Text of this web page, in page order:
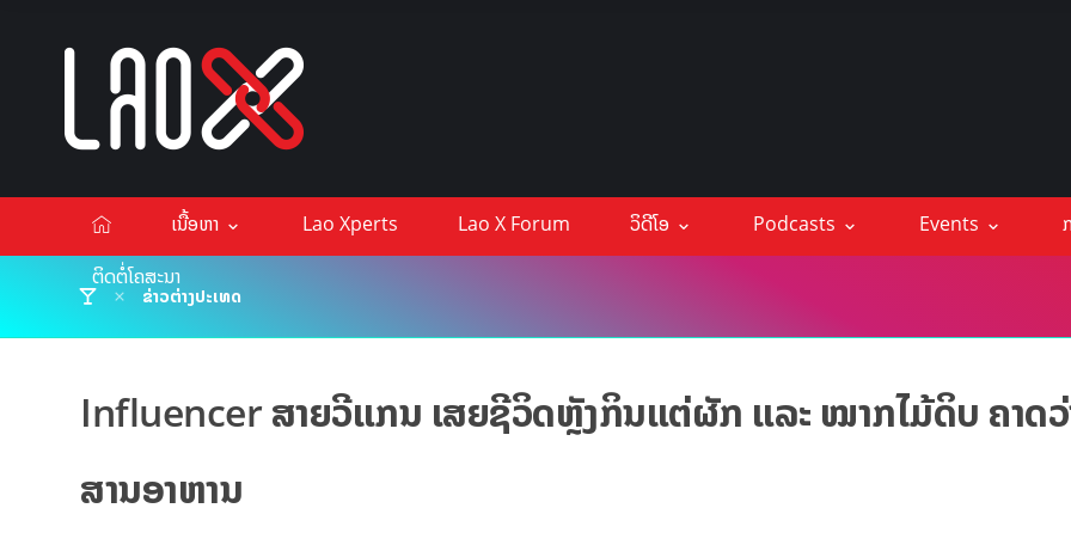
ເນື້ອຫາ Lao Xperts Lao X Forum ວິດີໂອ Podcasts Events
ຕິດຕໍ່ໂຄສະນາ
ຂ່າວຕ່າງປະເທດ
Influencer ສາຍວີແກນ ເສຍຊີວິດຫຼັງກິນແຕ່ຜັກ ແລະ ໝາກໄມ້ດິບ ຄາດວ່
ສານອາຫານ